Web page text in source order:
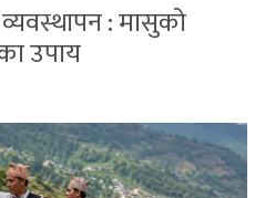
: मासुको
उपाय